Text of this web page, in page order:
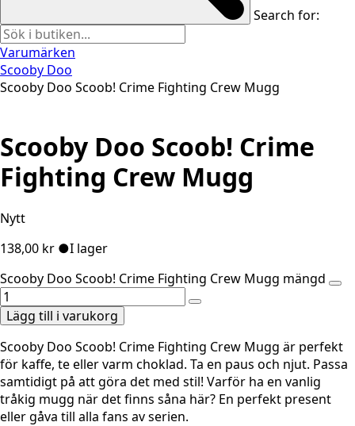
Search for:
Varumärken
Scooby Doo
Scooby Doo Scoob! Crime Fighting Crew Mugg
Scooby Doo Scoob! Crime
Fighting Crew Mugg
Nytt
138,00 kr ●I lager
Scooby Doo Scoob! Crime Fighting Crew Mugg mängd
Lägg till i varukorg
Scooby Doo Scoob! Crime Fighting Crew Mugg är perfekt
för kaffe, te eller varm choklad. Ta en paus och njut. Passa
samtidigt på att göra det med stil! Varför ha en vanlig
tråkig mugg när det finns såna här? En perfekt present
eller gåva till alla fans av serien.